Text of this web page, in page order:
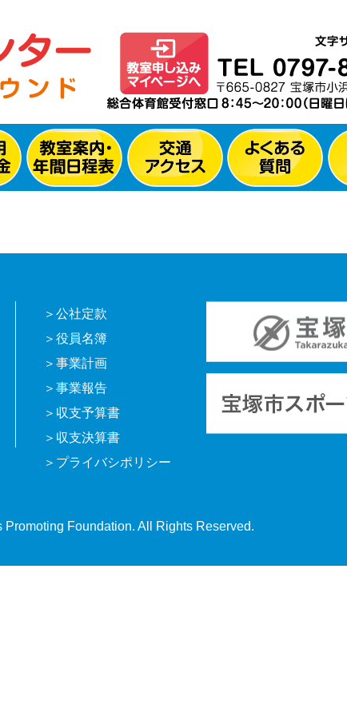
公社定款
役員名簿
事業計画
事業報告
収支予算書
収支決算書
プライバシポリシー
Foundation. All Rights Reserved.